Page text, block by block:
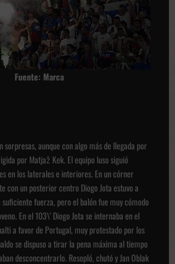
Fuente: Marca
sorpresas, aunque con algo más de llegada por
por Matjaž Kek. El equipo luso siguió
en los laterales e interiores. En un córner
con un posterior centro Diogo Jota estuvo a
fuerza, pero el balón fue muy cómodo
En el 103\' Diogo Jota se internaba en el
a favor de Portugal, muy protestado por los
se dispuso a tirar la pena máxima al tiempo
desconcentrarlo. Resopló, chutó y Jan Oblak